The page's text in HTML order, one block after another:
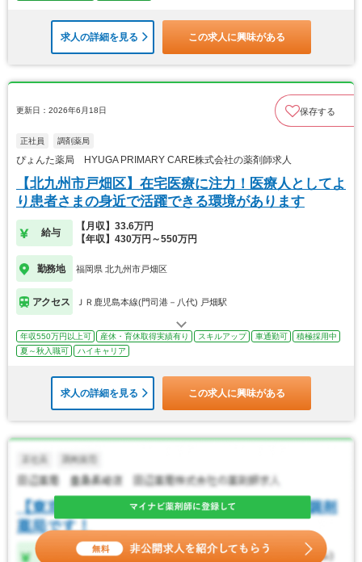
求人の詳細を見る この求人に興味がある
更新日：2026年6月18日 保存する
正社員 調剤薬局
ぴょんた薬局 HYUGA PRIMARY CARE株式会社の薬剤師求人
【北九州市戸畑区】在宅医療に注力！医療人としてよ
り患者さまの身近で活躍できる環境があります
給与
【月収】33.6万円
【年収】430万円～550万円
勤務地 福岡県 北九州市戸畑区
アクセス ＪＲ鹿児島本線(門司港－八代) 戸畑駅
年収550万円以上可 産休・育休取得実績有り スキルアップ 車通勤可
積極採用中
夏～秋入職可
ハイキャリア
求人の詳細を見る この求人に興味がある